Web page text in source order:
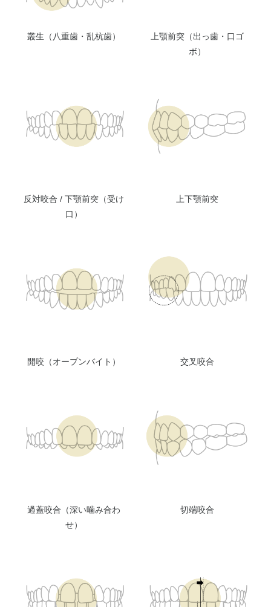
叢生（八重歯・乱杭歯）
上顎前突（出っ歯・口ゴ
ボ）
反対咬合 / 下顎前突（受け
口）
上下顎前突
開咬（オープンバイト） 交叉咬合
過蓋咬合（深い噛み合わ
せ）
切端咬合